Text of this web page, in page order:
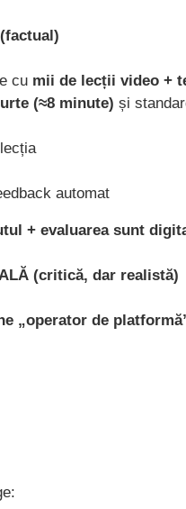
cu mii de lecții video +
(≈8 minute) și
automat
+ evaluarea sunt
(critică, dar realistă)
„operator de